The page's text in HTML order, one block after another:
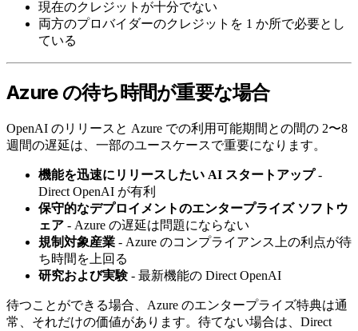
現在のクレジットが十分でない
両方のプロバイダーのクレジットを 1 か所で必要とし
ている
Azure の待ち時間が重要な場合
OpenAI のリリースと Azure での利用可能期間との間の 2〜8
週間の遅延は、一部のユースケースで重要になります。
機能を迅速にリリースしたい AI スタートアップ-
Direct OpenAI が有利
保守的なデプロイメントのエンタープライズ ソフトウ
ェア - Azure の遅延は問題にならない
規制対象産業 - Azure のコンプライアンス上の利点が待
ち時間を上回る
研究および実験- 最新機能の Direct OpenAI
待つことができる場合、Azure のエンタープライズ特典は通
常、それだけの価値があります。待てない場合は、Direct